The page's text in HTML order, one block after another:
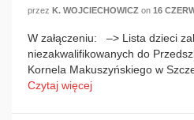
przez K. WOJCIECHOWICZ on 16
W załączeniu: –> Lista dzieci
niezakwalifikowanych do
Kornela Makuszyńskiego w
Czytaj więcej